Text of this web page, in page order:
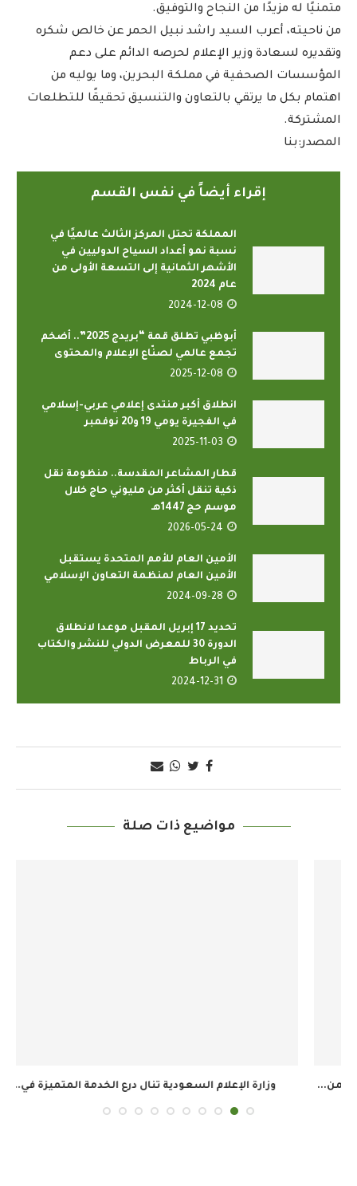
متمنيًا له مزيدًا من النجاح والتوفيق.
من ناحيته، أعرب السيد راشد نبيل الحمر عن خالص شكره
وتقديره لسعادة وزير الإعلام لحرصه الدائم على دعم
المؤسسات الصحفية في مملكة البحرين، وما يوليه من
اهتمام بكل ما يرتقي بالتعاون والتنسيق تحقيقًا للتطلعات
المشتركة.
المصدر:بنا
إقراء أيضاً في نفس القسم
المملكة تحتل المركز الثالث عالميًا في
نسبة نمو أعداد السياح الدوليين في
الأشهر الثمانية إلى التسعة الأولى من
عام 2024
2024-12-08
أبوظبي تطلق قمة “بريدج 2025”.. أضخم
تجمع عالمي لصنّاع الإعلام والمحتوى
2025-12-08
انطلاق أكبر منتدى إعلامي عربي-إسلامي
في الفجيرة يومي 19 و20 نوفمبر
2025-11-03
قطار المشاعر المقدسة.. منظومة نقل
ذكية تنقل أكثر من مليوني حاج خلال
موسم حج 1447هـ
2026-05-24
الأمين العام للأمم المتحدة يستقبل
الأمين العام لمنظمة التعاون الإسلامي
2024-09-28
تحديد 17 إبريل المقبل موعدا لانطلاق
الدورة 30 للمعرض الدولي للنشر والكتاب
في الرباط
2024-12-31
مواضيع ذات صلة
وزارة الإعلام السعودية تنال درع الخدمة المتميزة في...